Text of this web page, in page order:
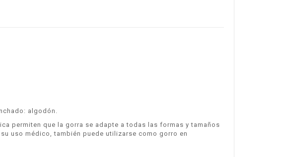
algodón.
permiten que la gorra se adapte a todas las formas y tamaños
uso médico, también puede utilizarse como gorro en